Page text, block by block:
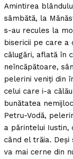
Amintirea
sâmbătă, la
s-au recules la
bisericii pe care a
călugări, aflată în
neîncăpătoare,
pelerini veniţi din
celui care i-a
bunătatea
Petru-Vodă,
a părintelui Iustin,
când el trăia.
va mai cerne din